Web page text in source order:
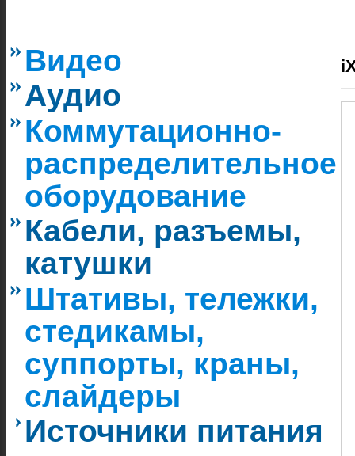
Видео
Аудио
Коммутационно-
распределительное
оборудование
Кабели, разъемы,
катушки
Штативы, тележки,
стедикамы,
суппорты, краны,
слайдеры
Источники питания